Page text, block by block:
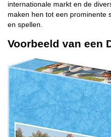
internationale markt en de
maken hen tot een prominente
en spellen.
Voorbeeld van een